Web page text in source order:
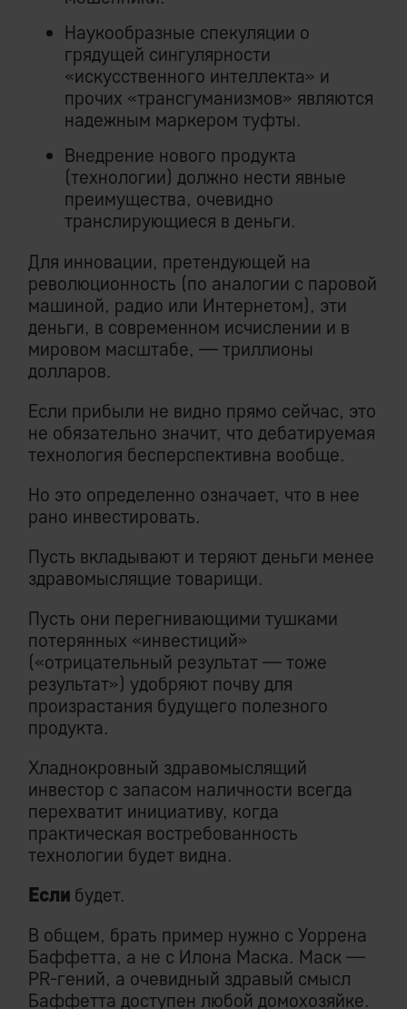
Наукообразные спекуляции о
грядущей сингулярности
«искусственного интеллекта» и
прочих «трансгуманизмов» являются
надежным маркером туфты.
Внедрение нового продукта
(технологии) должно нести явные
преимущества, очевидно
транслирующиеся в деньги.
Для инновации, претендующей на
революционность (по аналогии с паровой
машиной, радио или Интернетом), эти
деньги, в современном исчислении и в
мировом масштабе, — триллионы
долларов.
Если прибыли не видно прямо сейчас, это
не обязательно значит, что дебатируемая
технология бесперспективна вообще.
Но это определенно означает, что в нее
рано инвестировать.
Пусть вкладывают и теряют деньги менее
здравомыслящие товарищи.
Пусть они перегнивающими тушками
потерянных «инвестиций»
(«отрицательный результат — тоже
результат») удобряют почву для
произрастания будущего полезного
продукта.
Хладнокровный здравомыслящий
инвестор с запасом наличности всегда
перехватит инициативу, когда
практическая востребованность
технологии будет видна.
Если будет.
В общем, брать пример нужно с Уоррена
Баффетта, а не с Илона Маска. Маск —
PR-гений, а очевидный здравый смысл
Баффетта доступен любой домохозяйке.